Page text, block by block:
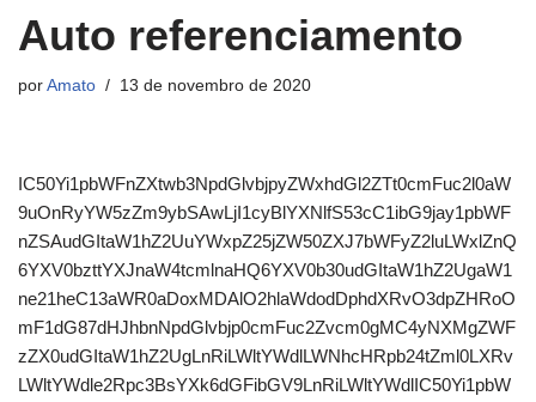
Auto referenciamento
por Amato 13 de novembro de 2020
IC50Yi1pbWFnZXtwb3NpdGlvbjpyZWxhdGl2ZTt0cmFuc2l0aW
9uOnRyYW5zZm9ybSAwLjI1cyBlYXNlfS53cC1ibG9jay1pbWF
nZSAudGItaW1hZ2UuYWxpZ25jZW50ZXJ7bWFyZ2luLWxlZnQ
6YXV0bzttYXJnaW4tcmlnaHQ6YXV0b30udGItaW1hZ2UgaW1
ne21heC13aWR0aDoxMDAlO2hlaWdodDphdXRvO3dpZHRoO
mF1dG87dHJhbnNpdGlvbjp0cmFuc2Zvcm0gMC4yNXMgZWF
zZX0udGItaW1hZ2UgLnRiLWltYWdlLWNhcHRpb24tZml0LXRv
LWltYWdle2Rpc3BsYXk6dGFibGV9LnRiLWltYWdlIC50Yi1pbW